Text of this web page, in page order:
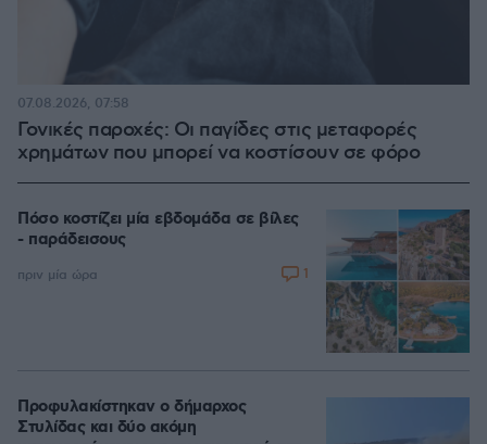
Γονικές παροχές: Οι παγίδες στις μεταφορές
χρημάτων που μπορεί να κοστίσουν σε φόρο
07.08.2026, 07:58
Πόσο κοστίζει μία εβδομάδα σε βίλες
- παράδεισους
πριν μία ώρα 1
Προφυλακίστηκαν ο δήμαρχος
Στυλίδας και δύο ακόμη